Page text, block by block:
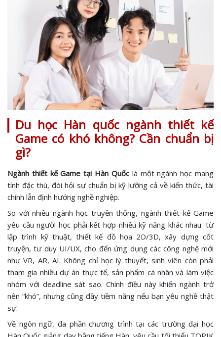
Du học Hàn quốc ngành thiết kế
Game có khó không? Cần chuẩn bị
gì?
Ngành thiết kế Game tại Hàn Quốclà một ngành học mang
tính đặc thù, đòi hỏi sự chuẩn bị kỹ lưỡng cả về kiến thức, tài
chính lẫn định hướng nghề nghiệp.
So với nhiều ngành học truyền thống, ngành thiết kế Game
yêu cầu người học phải kết hợp nhiều kỹ năng khác nhau: từ
lập trình kỹ thuật, thiết kế đồ họa 2D/3D, xây dựng cốt
truyện, tư duy UI/UX, cho đến ứng dụng các công nghệ mới
như VR, AR, AI. Không chỉ học lý thuyết, sinh viên còn phải
tham gia nhiều dự án thực tế, sản phẩm cá nhân và làm việc
nhóm với deadline sát sao. Chính điều này khiến ngành trở
nên “khó”, nhưng cũng đầy tiềm năng nếu bạn yêu nghề thật
sự.
Về ngôn ngữ, đa phần chương trình tại các trường đại học